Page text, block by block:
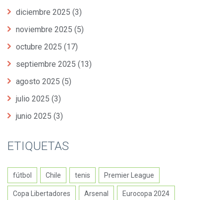
diciembre 2025 (3)
noviembre 2025 (5)
octubre 2025 (17)
septiembre 2025 (13)
agosto 2025 (5)
julio 2025 (3)
junio 2025 (3)
ETIQUETAS
fútbol Chile tenis Premier League
Copa Libertadores Arsenal Eurocopa 2024